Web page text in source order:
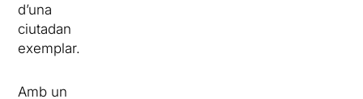
d’una
ciutadan
exemplar.
Amb un